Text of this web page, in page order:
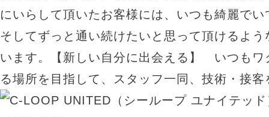
にいらして頂いたお客様には、いつも綺麗で
そしてずっと通い続けたいと思って頂けるよ
います。【新しい自分に出会える】 いつもワ
る場所を目指して、スタッフ一同、技術・接